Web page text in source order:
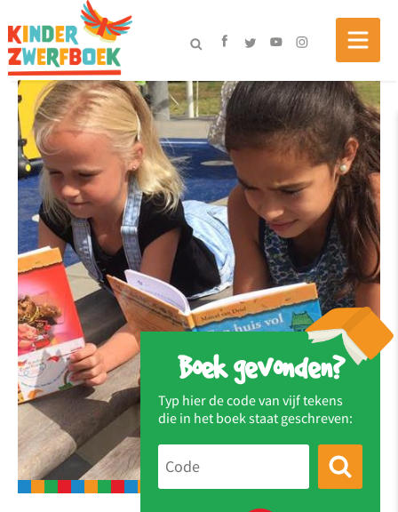
Boek gevonden?
Typ hier de code van vijf tekens
die in het boek staat geschreven: